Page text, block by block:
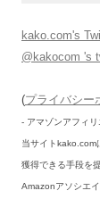
kako.com's
@kakocom 's
(プライバシー
- アマゾンアフィ
当サイトkako.com
獲得できる手段を
Amazonアソシエ